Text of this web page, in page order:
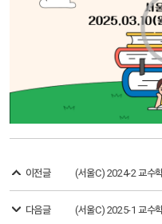
이전글 (서울C) 2024-2 교수
다음글 (서울C) 2025-1 교수